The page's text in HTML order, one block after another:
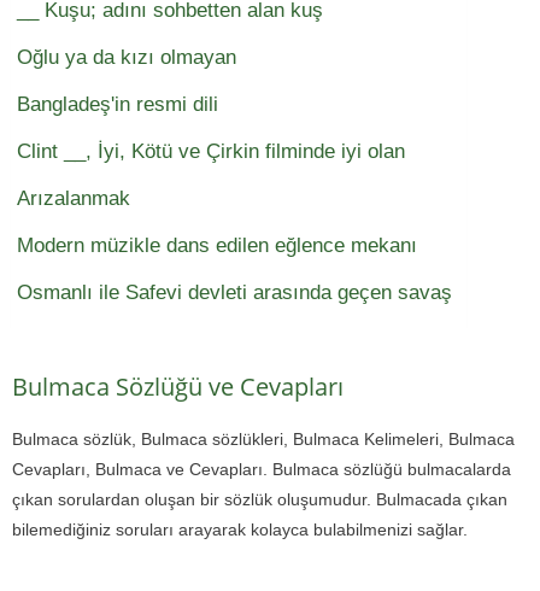
__ Kuşu; adını sohbetten alan kuş
Oğlu ya da kızı olmayan
Bangladeş'in resmi dili
Clint __, İyi, Kötü ve Çirkin filminde iyi olan
Arızalanmak
Modern müzikle dans edilen eğlence mekanı
Osmanlı ile Safevi devleti arasında geçen savaş
Bulmaca Sözlüğü ve Cevapları
Bulmaca sözlük, Bulmaca sözlükleri, Bulmaca Kelimeleri, Bulmaca
Cevapları, Bulmaca ve Cevapları. Bulmaca sözlüğü bulmacalarda
çıkan sorulardan oluşan bir sözlük oluşumudur. Bulmacada çıkan
bilemediğiniz soruları arayarak kolayca bulabilmenizi sağlar.